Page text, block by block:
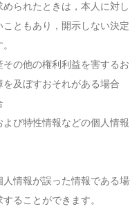
られたときは，本人に対
ともあり，開示しない決
の他の権利利益を害する
及ぼすおそれがある場合
び特性情報などの個人情
情報が誤った情報である
ることができます。